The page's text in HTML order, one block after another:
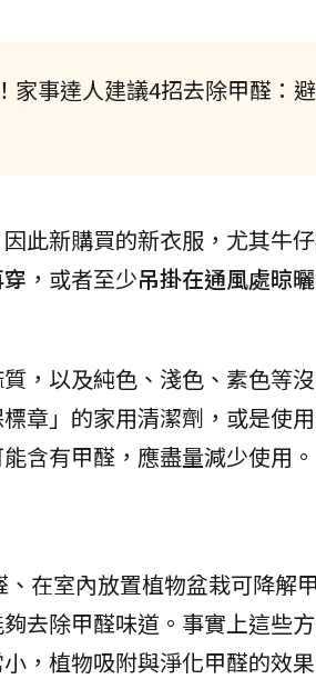
事達人建議4招去除甲醛：
此新購買的新衣服，尤其牛
，或者至少吊掛在通風處晾
，以及純色、淺色、素色等
章」的家用清潔劑，或是使
含有甲醛，應盡量減少使用。
、在室內放置植物盆栽可降解
去除甲醛味道。事實上這些
，植物吸附與淨化甲醛的效